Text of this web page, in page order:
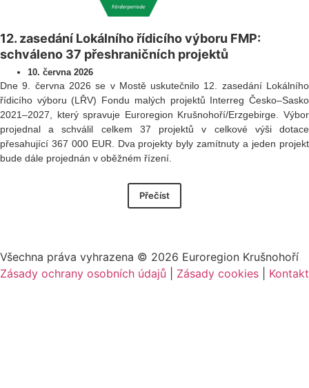
12. zasedání Lokálního řídicího výboru FMP:
schváleno 37 přeshraničních projektů
10. června 2026
Dne 9. června 2026 se v Mostě uskutečnilo 12. zasedání Lokálního
řídicího výboru (LŘV) Fondu malých projektů Interreg Česko–Sasko
2021–2027, který spravuje Euroregion Krušnohoří/Erzgebirge. Výbor
projednal a schválil celkem 37 projektů v celkové výši dotace
přesahující 367 000 EUR. Dva projekty byly zamítnuty a jeden projekt
bude dále projednán v oběžném řízení.
Přečíst
Všechna práva vyhrazena © 2026 Euroregion Krušnohoří
Zásady ochrany osobních údajů
Zásady cookies​ Kontakt​